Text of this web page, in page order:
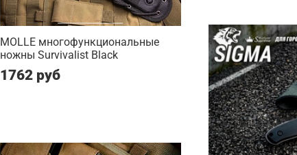
MOLLE многофункциональные
ножны Survivalist Black
1762 руб